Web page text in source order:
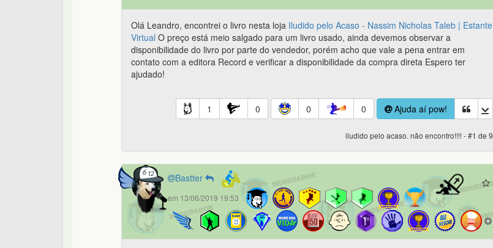
Olá Leandro, encontrei o livro nesta loja Iludido pelo Acaso - Nassim Nicholas Taleb | Estante
Virtual O preço está meio salgado para um livro usado, ainda devemos observar a
disponibilidade do livro por parte do vendedor, porém acho que vale a pena entrar em
contato com a editora Record e verificar a disponibilidade da compra direta Espero ter
ajudado!
1 0 0 0 Ajuda aí pow!
iludido pelo acaso. não encontro!!!! - #1 de 9
Bastter
em 13/06/2019 19:53